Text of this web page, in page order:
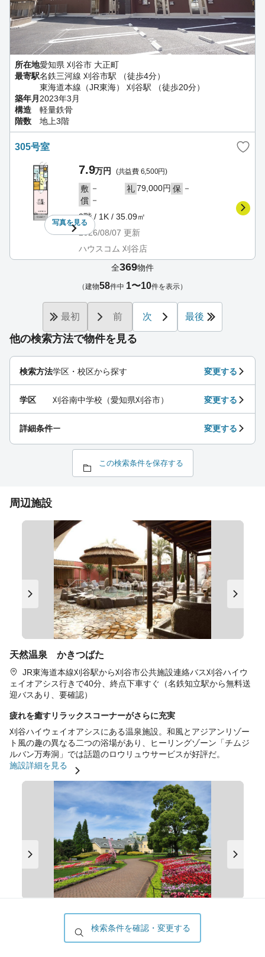
所在地愛知県 刈谷市 大正町
最寄駅名鉄三河線 刈谷市駅 （徒歩4分）
東海道本線（JR東海） 刈谷駅 （徒歩20分）
築年月 2023年3月
構造
軽量鉄骨
階数
地上3階
305号室
写真を見る
7.9万円 (共益費 6,500円)
敷 － 礼79,000円 保 －
償 －
3階 / 1K / 35.09㎡
2026/08/07 更新
ハウスコム 刈谷店
他の検索方法で物件を見る
検索方法学区・校区から探す 変更する
学区 刈谷南中学校（愛知県刈谷市） 変更する
詳細条件ー 変更する
この検索条件を保存する
全369物件
（建物58件中 1〜10件を表示）
最初 前 次 最後
検索条件を確認・変更する
周辺施設
天然温泉 かきつばた
JR東海道本線刈谷駅から刈谷市公共施設連絡バス刈谷ハイウ
ェイオアシス行きで40分、終点下車すぐ（名鉄知立駅から無料送
迎バスあり、要確認）
疲れを癒すリラックスコーナーがさらに充実
刈谷ハイウェイオアシスにある温泉施設。和風とアジアンリゾー
ト風の趣の異なる二つの浴場があり、ヒーリングゾーン「チムジ
ルバン万寿洞」では話題のロウリュウサービスが好評だ。
施設詳細を見る
安城産業文化公園デンパーク
名鉄西尾線桜井駅から市内循環（あんくるバス）桜井西線で8
分、デンパーク下車すぐ